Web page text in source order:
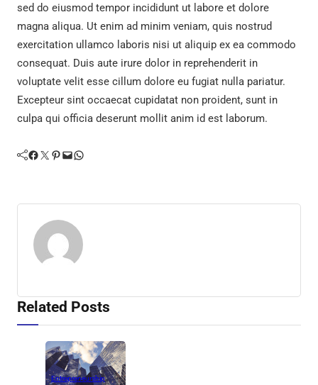
sed do eiusmod tempor incididunt ut labore et dolore
magna aliqua. Ut enim ad minim veniam, quis nostrud
exercitation ullamco laboris nisi ut aliquip ex ea commodo
consequat. Duis aute irure dolor in reprehenderit in
voluptate velit esse cillum dolore eu fugiat nulla pariatur.
Excepteur sint occaecat cupidatat non proident, sunt in
culpa qui officia deserunt mollit anim id est laborum.
Facebook Twitter Pinterest Mail WhatsApp
Related Posts
Entrepreneurship